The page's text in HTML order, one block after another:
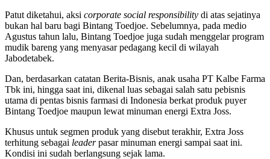
Patut diketahui, aksi corporate social responsibility di atas sejatinya
bukan hal baru bagi Bintang Toedjoe. Sebelumnya, pada medio
Agustus tahun lalu, Bintang Toedjoe juga sudah menggelar program
mudik bareng yang menyasar pedagang kecil di wilayah
Jabodetabek.
Dan, berdasarkan catatan Berita-Bisnis, anak usaha PT Kalbe Farma
Tbk ini, hingga saat ini, dikenal luas sebagai salah satu pebisnis
utama di pentas bisnis farmasi di Indonesia berkat produk puyer
Bintang Toedjoe maupun lewat minuman energi Extra Joss.
Khusus untuk segmen produk yang disebut terakhir, Extra Joss
terhitung sebagai leaderpasar minuman energi sampai saat ini.
Kondisi ini sudah berlangsung sejak lama.